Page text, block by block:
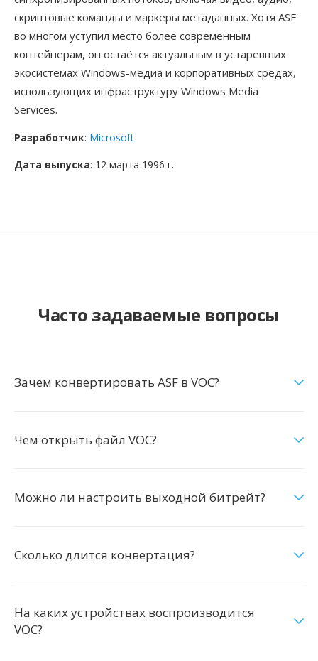
скриптовые команды и маркеры метаданных. Хотя ASF
во многом уступил место более современным
контейнерам, он остаётся актуальным в устаревших
экосистемах Windows-медиа и корпоративных средах,
использующих инфраструктуру Windows Media
Services.
Разработчик: Microsoft
Дата выпуска: 12 марта 1996 г.
Часто задаваемые вопросы
Зачем конвертировать ASF в VOC?
Чем открыть файл VOC?
Можно ли настроить выходной битрейт?
Сколько длится конвертация?
На каких устройствах воспроизводится
VOC?